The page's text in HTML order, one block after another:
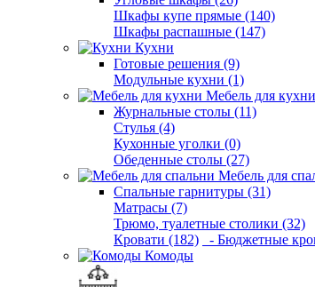
Шкафы купе прямые (140)
Шкафы распашные (147)
Кухни
Готовые решения (9)
Модульные кухни (1)
Мебель для кухни
Журнальные столы (11)
Стулья (4)
Кухонные уголки (0)
Обеденные столы (27)
Мебель для
Спальные гарнитуры (31)
Матрасы (7)
Трюмо, туалетные столики (32)
Кровати (182)
- Бюджетные
Комоды